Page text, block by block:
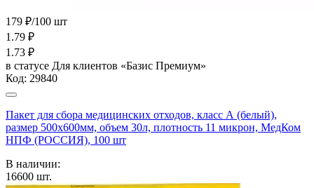
179 ₽/100 шт
1.79 ₽
1.73 ₽
в статусе Для клиентов «Базис Премиум»
Код: 29840
Пакет для сбора медицинских отходов, класс А (белый),
размер 500х600мм, объем 30л, плотность 11 микрон, МедКом
НПФ (РОССИЯ), 100 шт
В наличии:
16600 шт.